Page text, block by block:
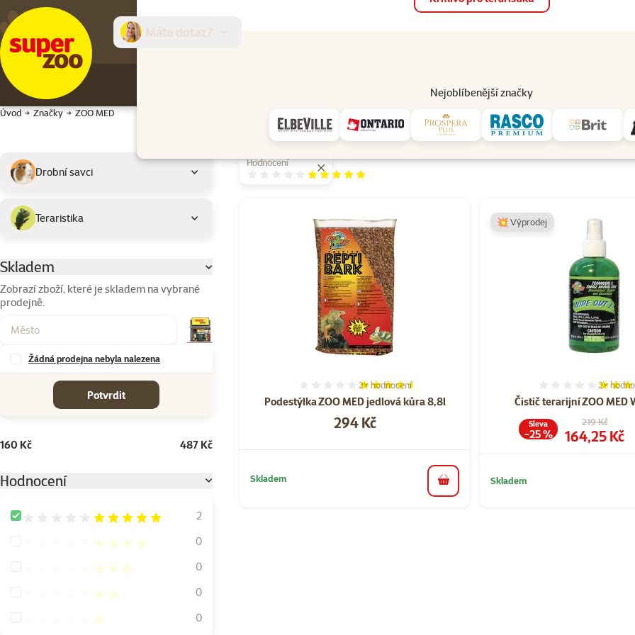
Nejoblíbenější značky
Prodejny Služby
Úvod Značky ZOO MED
ZOO MED
Podkategorie
Drobní savci
Teraristika
Parametrický filtr
Skladem
Zobrazí zboží, které je skladem na vybrané
prodejně.
Žádná prodejna nebyla nalezena
Potvrdit
160 Kč 487 Kč
Hodnocení
Hodnocení 100%
2
Hodnocení 80%
0
Hodnocení 60%
0
Hodnocení 40%
0
Hodnocení 20%
0
Vybrané filtry
Hodnocení
Hodnocení 100%
Podestýlka ZOO MED jedlová kůra 8,8l
Hodnocení 90%, počet hodnocení: 2
2× hodnocení
Cena
294 Kč
Skladem
do košíku
Čistič terarijní ZOO MED
2×
Původní cena
219 Kč
Cena
164,25 Kč
Sleva
-25 %
💥 Výprodej
Skladem